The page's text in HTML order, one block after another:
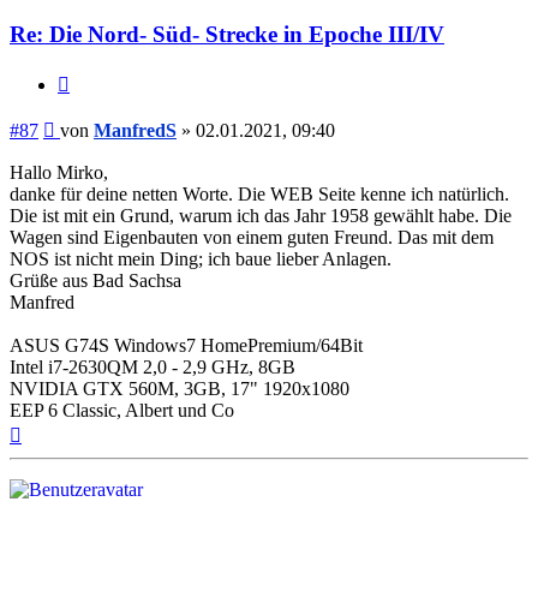
Re: Die Nord- Süd- Strecke in Epoche III/IV
#87 Beitrag
von ManfredS » 02.01.2021, 09:40
Hallo Mirko,
danke für deine netten Worte. Die WEB Seite kenne ich natürlich.
Die ist mit ein Grund, warum ich das Jahr 1958 gewählt habe. Die
Wagen sind Eigenbauten von einem guten Freund. Das mit dem
NOS ist nicht mein Ding; ich baue lieber Anlagen.
Grüße aus Bad Sachsa
Manfred
ASUS G74S Windows7 HomePremium/64Bit
Intel i7-2630QM 2,0 - 2,9 GHz, 8GB
NVIDIA GTX 560M, 3GB, 17" 1920x1080
EEP 6 Classic, Albert und Co